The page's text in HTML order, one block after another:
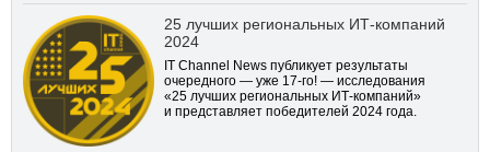
25 лучших региональных ИТ-компаний
2024
IT Channel News публикует результаты
очередного — уже 17-го! — исследования
«25 лучших региональных ИТ-компаний»
и представляет победителей 2024 года.